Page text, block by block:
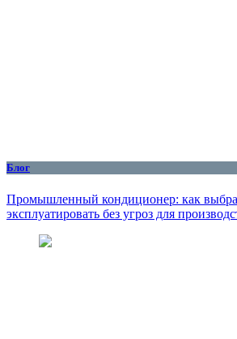
Блог
Промышленный кондиционер: как
эксплуатировать без угроз для